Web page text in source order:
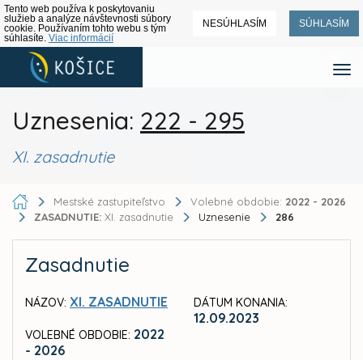
Tento web používa k poskytovaniu
služieb a analýze návštevnosti súbory
cookie. Používaním tohto webu s tým
súhlasíte. Viac informácií
NESÚHLASÍM SÚHLASÍM
Uznesenia: 222 - 295
XI. zasadnutie
Mestské zastupiteľstvo Volebné obdobie: 2022 - 2026
ZASADNUTIE: XI. zasadnutie Uznesenie 286
Zasadnutie
NÁZOV: XI. ZASADNUTIE
VOLEBNÉ OBDOBIE: 2022
- 2026
DÁTUM KONANIA:
12.09.2023